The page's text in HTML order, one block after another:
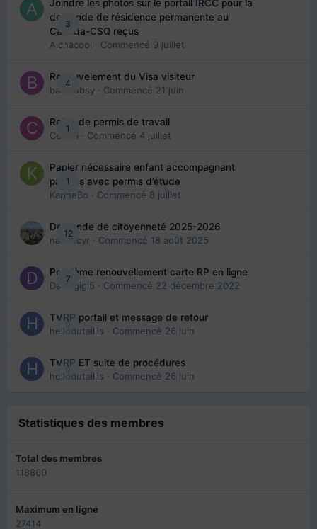
3
Joindre les photos sur le portail IRCC pour la
demande de résidence permanente au
Canada-CSQ reçus
Aichacool · Commencé 9 juillet
4
Renouvelement du Visa visiteur
babibubsy · Commencé 21 juin
1
Refus de permis de travail
Cedbri · Commencé 4 juillet
1
Papier nécessaire enfant accompagnant
parents avec permis d’étude
KarineBo · Commencé 8 juillet
12
Demande de citoyenneté 2025-2026
nanancyr · Commencé 18 août 2025
7
Problème renouvellement carte RP en ligne
Davidgigi5 · Commencé 22 décembre 2022
0
TVRP portail et message de retour
hellodutaillis · Commencé 26 juin
0
TVRP ET suite de procédures
hellodutaillis · Commencé 26 juin
Statistiques des membres
Total des membres
118860
Maximum en ligne
27414